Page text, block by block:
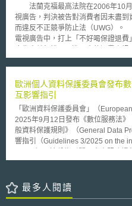
形資產。直接或通過您至少擁有30
資公司的10％，並且在投資後的四年
司招募的外國投資者則不要考慮這些標準。 法國今年夏天
證”項目，使簽證更容易發放，政府
法蘭克福最高法院在2006年10月
視廣告，判決被告對消費者因未盡到
而違反不正競爭防止法（UWG）。 被告在一則促銷其所生產之礦泉水
電視廣告中，打上「不好喝保證退
特瓶瓶身，需待消費者將此標籤撕
具備權利能力之工商團體」（
「不正競爭防止法（UWG）」第4條
者購買決心之促銷佸動的條件」。 法蘭克福最高法院（OLG Frankfurt
a.M.）首先確認被告所刊登之「不
爭防止法第4條第4款「促銷活動」之
登之電視廣告及附在產品瓶身之退費
費資訊。被告抗辯，基於現實因素，
則，而在電子媒體廣告中忽略不提，
等問題，都值得注意。
歐洲個人資料保護委員會發布
互影響指引
「歐洲資料保護委員會」（
2025年9月12日發布《數位服務法
般資料保護規則》（General Data
響指引（Guidelines 3/2025 on the
providers）於履行DSA義務時，應如何解釋
方式或僅代表他人處理個資，會被歸
此時，DSA與GDPR產生法規適用的
最多人閱讀